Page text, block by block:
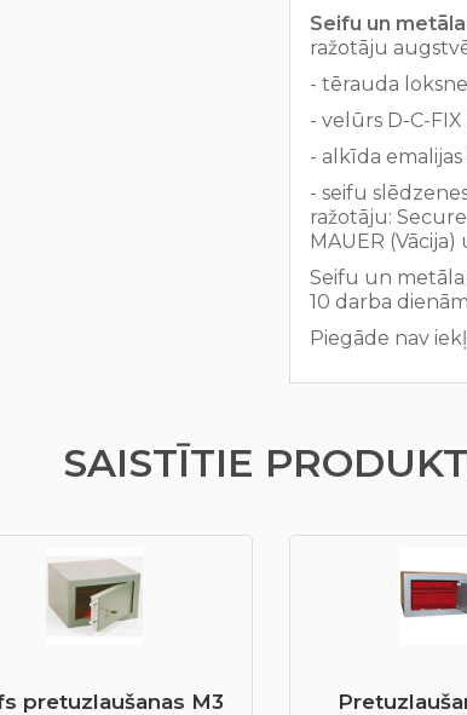
Seifu un
ražotāju
- tērauda
- velūrs D-C-FIX
- alkīda
- seifu
ražotāju:
MAUER (Vācija)
Seifu un
10 darba
Piegāde nav
SAISTĪTIE
pretuzlaušanas М3